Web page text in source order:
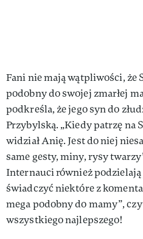
Fani nie mają wątpliwości, że
podobny do swojej zmarłej
podkreśla, że jego syn do
Przybylską. „Kiedy patrzę na
widział Anię. Jest do niej
same gesty, miny, rysy
Internauci również podzielają
świadczyć niektóre z
mega podobny do mamy”,
wszystkiego najlepszego!